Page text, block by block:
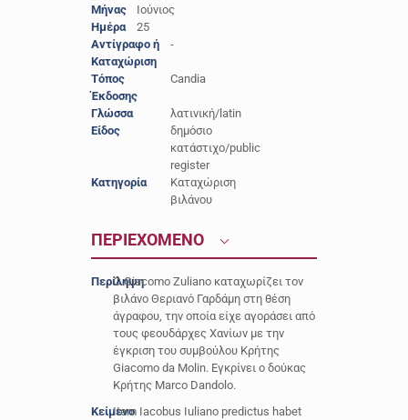
Μήνας
Ιούνιος
Ημέρα
25
Αντίγραφο ή
Καταχώριση
-
Τόπος
Έκδοσης
Candia
Γλώσσα
λατινική/latin
Είδος
δημόσιο
κατάστιχο/public
register
Κατηγορία
Καταχώριση
βιλάνου
ΠΕΡΙΕΧΟΜΕΝΟ
Περίληψη
O Giacomo Zuliano καταχωρίζει τον
βιλάνο Θεριανό Γαρδάμη στη θέση
άγραφου, την οποία είχε αγοράσει από
τους φεουδάρχες Χανίων με την
έγκριση του συμβούλου Κρήτης
Giacomo da Molin. Εγκρίνει ο δούκας
Κρήτης Marco Dandolo.
ΚείμενοItem Iacobus Iuliano predictus habet